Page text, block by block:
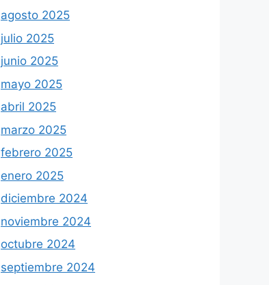
agosto 2025
julio 2025
junio 2025
mayo 2025
abril 2025
marzo 2025
febrero 2025
enero 2025
diciembre 2024
noviembre 2024
octubre 2024
septiembre 2024